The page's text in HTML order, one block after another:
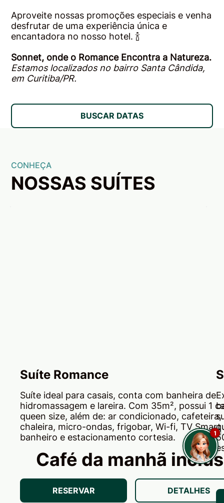
BUSCAR DATAS
Aproveite nossas promoções especiais e venha
desfrutar de uma experiência única e
encantadora no nosso hotel. 🍾
Sonnet, onde o Romance Encontra a Natureza.
Estamos localizados no bairro Santa Cândida,
em Curitiba/PR.
CONHEÇA
NOSSAS SUÍTES
Suíte ideal para casais, conta com banheira de
hidromassagem e lareira. Com 35m², possui 1
queen size, além de: ar condicionado, cafeteira,
chaleira, micro-ondas, frigobar, Wi-fi, TV Smart
banheiro e estacionamento cortesia.
Suíte Romance
Café da manhã
RESERVAR DETALHES
1